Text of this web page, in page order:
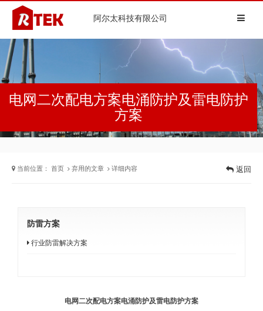
阿尔太科技有限公司
电网二次配电方案电涌防护及雷电防护
方案
当前位置： 首页 弃用的文章 详细内容 返回
防雷方案
行业防雷解决方案
电网二次配电方案电涌防护及雷电防护方案